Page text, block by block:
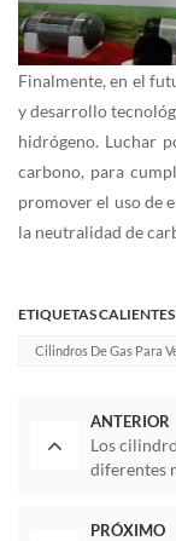
Finalmente, en el
y desarrollo
hidrógeno. Luchar
carbono, para
promover el uso de
la neutralidad de
ETIQUETAS CALIENTES
Cilindros De Gas Para
ANTERIOR
Los
diferentes
PRÓXIMO